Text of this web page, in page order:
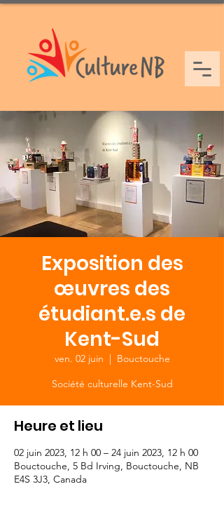
Exposition des
œuvres des
étudiant.e.s de
Kent-Sud
ven. 02 juin
  |
Bouctouche
Société culturelle Kent-Sud
Heure et lieu
02 juin 2023, 12 h 00 – 24 juin 2023, 12 h 00
Bouctouche, 5 Bd Irving, Bouctouche, NB
E4S 3J3, Canada